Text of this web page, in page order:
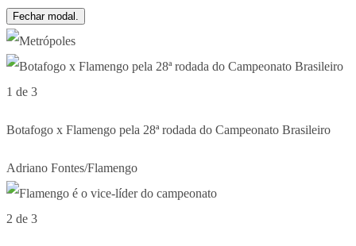
Fechar modal.
1 de 3
Botafogo x Flamengo pela 28ª rodada do Campeonato Brasileiro
Adriano Fontes/Flamengo
2 de 3